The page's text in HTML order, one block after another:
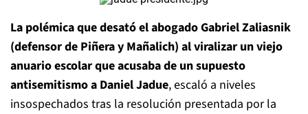
La polémica que desató el abogado Gabriel Zaliasnik
(defensor de Piñera y Mañalich) al viralizar un viejo
anuario escolar que acusaba de un supuesto
antisemitismo a Daniel Jadue, escaló a niveles
insospechados tras la resolución presentada por la